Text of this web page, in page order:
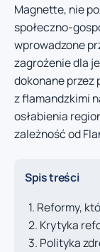
Magnette, nie
społeczno-
wprowadzone
zagrożenie dla
dokonane przez
z flamandzkimi
osłabienia
zależność od
Spis treści
Reformy,
Krytyka
Polityka